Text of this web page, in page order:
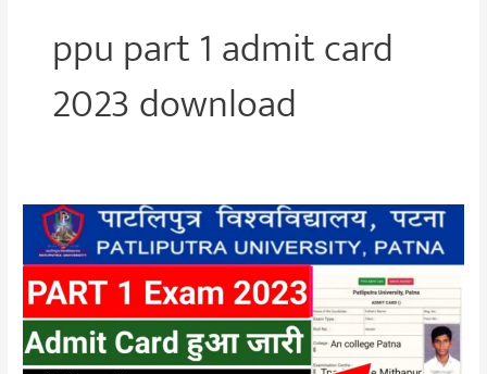
ppu part 1 admit card
2023 download
PPU
Part
1
Admit
Card
Download